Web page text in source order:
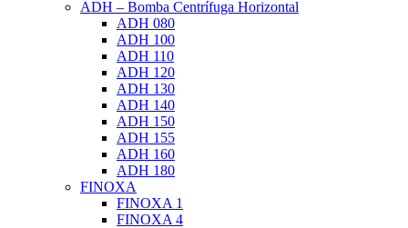
ADH – Bomba Centrífuga Horizontal
ADH 080
ADH 100
ADH 110
ADH 120
ADH 130
ADH 140
ADH 150
ADH 155
ADH 160
ADH 180
FINOXA
FINOXA 1
FINOXA 4